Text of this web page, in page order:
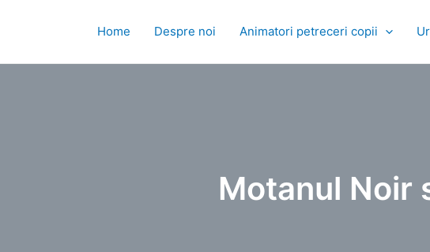
Home Despre noi Animatori petreceri copii
Motanul Noir